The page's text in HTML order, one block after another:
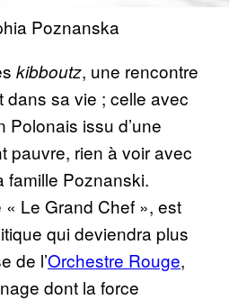
Poznanska
kibboutz, une rencontre
dans sa vie ; celle avec
Polonais issu d’une
pauvre, rien à voir avec
famille Poznanski.
Le Grand Chef », est
qui deviendra plus
de l’Orchestre Rouge,
dont la force